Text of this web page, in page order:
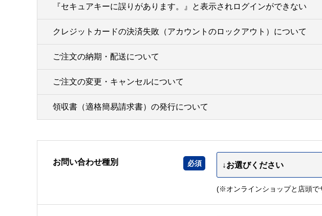
『セキュアキーに誤りがあります。』と表示されログインができない
クレジットカードの決済失敗（アカウントのロックアウト）について
ご注文の納期・配送について
ご注文の変更・キャンセルについて
領収書（適格簡易請求書）の発行について
お問い合わせ種別
(※オンラインショップと店頭で